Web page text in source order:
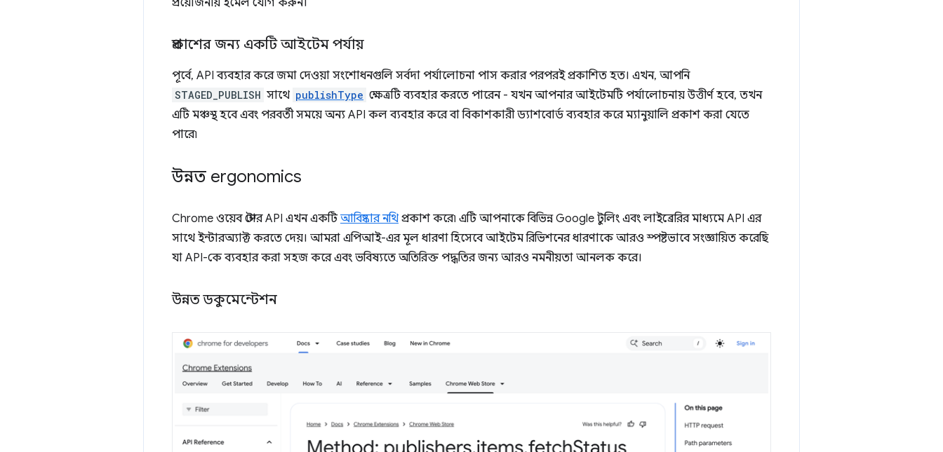
প্রকাশের জন্য একটি আইটেম পর্যায়
পূর্বে, API ব্যবহার করে জমা দেওয়া সংশোধনগুলি সর্বদা পর্যালোচনা পাস করার পরপরই প্রকাশিত হত। এখন, আপনি
STAGED_PUBLISH সাথে publishType ক্ষেত্রটি ব্যবহার করতে পারেন - যখন আপনার আইটেমটি পর্যালোচনায় উত্তীর্ণ হবে, তখন
এটি মঞ্চস্থ হবে এবং পরবর্তী সময়ে অন্য API কল ব্যবহার করে বা বিকাশকারী ড্যাশবোর্ড ব্যবহার করে ম্যানুয়ালি প্রকাশ করা যেতে
পারে৷
উন্নত ergonomics
Chrome ওয়েব স্টোর API এখন একটিআবিষ্কার নথি প্রকাশ করে৷ এটি আপনাকে বিভিন্ন Google টুলিং এবং লাইব্রেরির মাধ্যমে API এর
সাথে ইন্টারঅ্যাক্ট করতে দেয়। আমরা এপিআই-এর মূল ধারণা হিসেবে আইটেম রিভিশনের ধারণাকে আরও স্পষ্টভাবে সংজ্ঞায়িত করেছি
যা API-কে ব্যবহার করা সহজ করে এবং ভবিষ্যতে অতিরিক্ত পদ্ধতির জন্য আরও নমনীয়তা আনলক করে।
উন্নত ডকুমেন্টেশন